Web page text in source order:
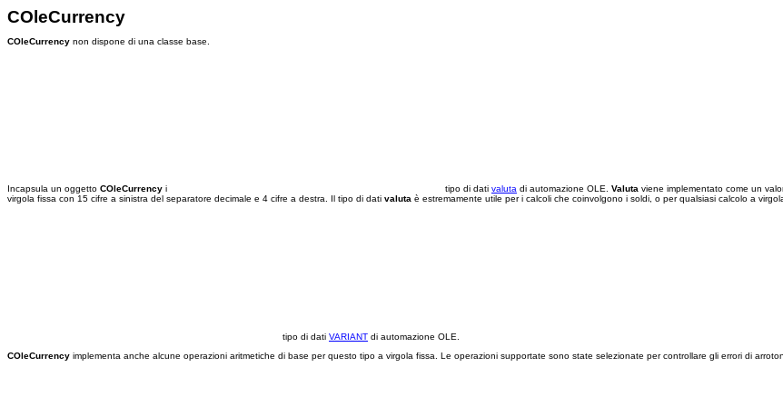
COleCurrency
COleCurrency non dispone di una classe base.
Incapsula un oggetto COleCurrency i tipo di dati valuta di automazione OLE. Valuta viene implementato come un
virgola fissa con 15 cifre a sinistra del separatore decimale e 4 cifre a destra. Il tipo di dati valuta è estremamente utile per i calcoli che coinvolgono i soldi, o per qualsiasi calcolo a
tipo di dati VARIANT di automazione OLE.
COleCurrency implementa anche alcune operazioni aritmetiche di base per questo tipo a virgola fissa. Le operazioni supportate sono state selezionate per controllare gli errori di